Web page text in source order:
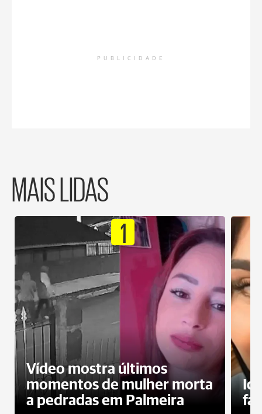
PUBLICIDADE
MAIS LIDAS
1
Vídeo mostra últimos
momentos de mulher morta
a pedradas em Palmeira